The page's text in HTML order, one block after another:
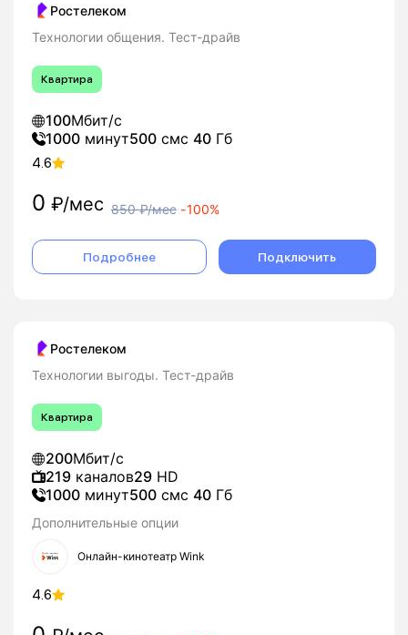
Ростелеком
Технологии общения. Тест-драйв
Квартира
100Мбит/с
1000 минут500 смс 40 Гб
4.6
0 ₽/мес 850₽/мес -100%
Подробнее Подключить
Ростелеком
Технологии выгоды. Тест-драйв
Квартира
200Мбит/с
219 каналов29 HD
1000 минут500 смс 40 Гб
Дополнительные опции
Онлайн-кинотеатр Wink
4.6